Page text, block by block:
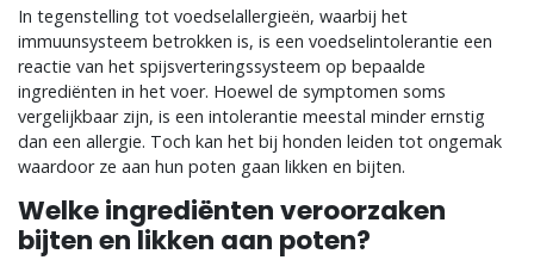
In tegenstelling tot voedselallergieën, waarbij het
immuunsysteem betrokken is, is een voedselintolerantie een
reactie van het spijsverteringssysteem op bepaalde
ingrediënten in het voer. Hoewel de symptomen soms
vergelijkbaar zijn, is een intolerantie meestal minder ernstig
dan een allergie. Toch kan het bij honden leiden tot ongemak
waardoor ze aan hun poten gaan likken en bijten.
Welke ingrediënten veroorzaken
bijten en likken aan poten?